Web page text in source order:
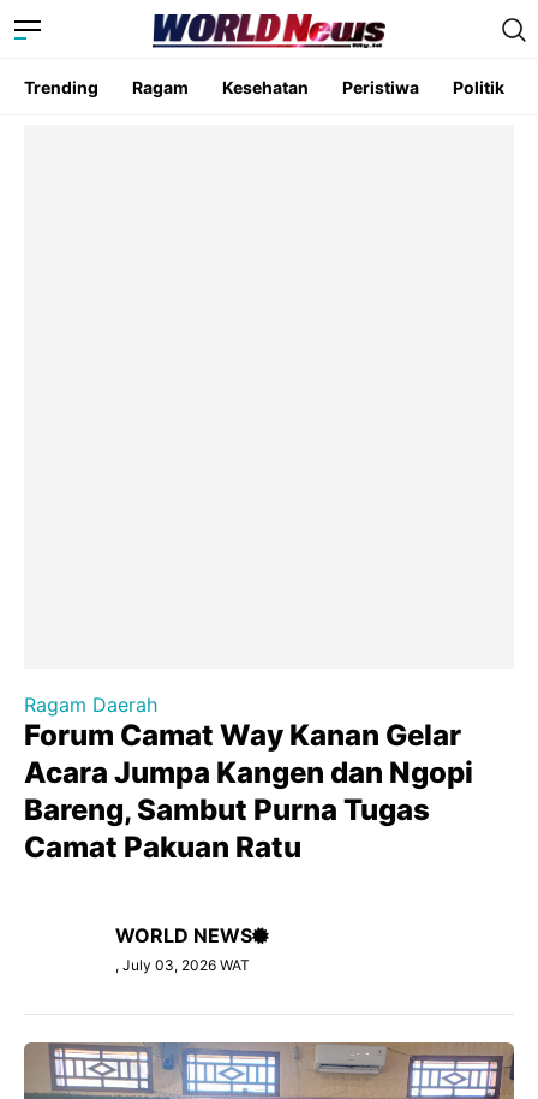
Trending Ragam Kesehatan Peristiwa Politik
Ragam Daerah
Forum Camat Way Kanan Gelar
Acara Jumpa Kangen dan Ngopi
Bareng, Sambut Purna Tugas
Camat Pakuan Ratu
WORLD NEWS
, July 03, 2026 WAT